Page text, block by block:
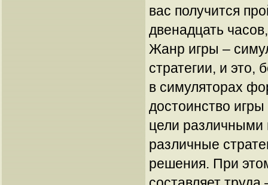
вас получится
двенадцать
Жанр игры –
стратегии, и это,
в симуляторах
достоинство
цели различными
различные
решения. При